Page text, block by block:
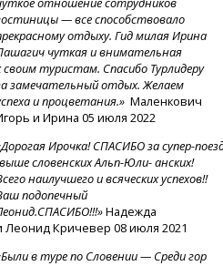
— все способствовало
отдыху. Гид милая Ирина
чуткая и внимательная
своим туристам. Спасибо Турлидеру
замечательный отдых. Желаем
и процветания.» Маленкович
и Ирина 05 июля 2022
Ирочка!СПАСИБОза супер-
вышесловенскихАльп-Юли-анских!
наилучшего и всяческих успехов!!
подопечный
Надежда
Леонид Кричевер 08 июля 2021
в туре по Словении — Среди гор